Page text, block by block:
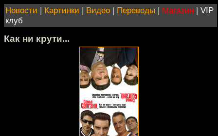
Новости | Картинки | Видео | Переводы | Магазин | VIP
клуб
Как ни крути...